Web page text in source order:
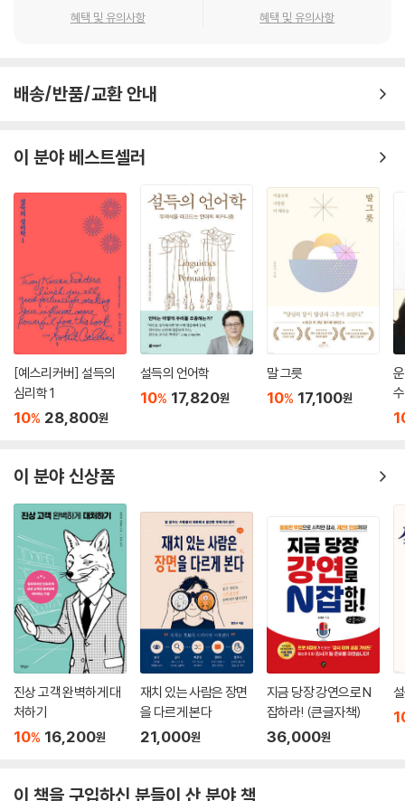
이 예시를 보면 알 수 있듯이 소크라테스의 방법론으로 얻을 수 있는 깨달
부정하는 것이 아니라, 질문을 반복함으로써 스스로 깨닫게 만드는 것입니
--- p.186
술’이다. 따라서 연습하면 누구나 잘할 수 있다. 세 번째, 정신과 의사도 환
이 책에는 대화하기 전에 자신이 어떤 성격인지, 어떤 특징을 지니고 있는
지 이해하고, 대화하기 전에 준비해야 할 것, 또한 말하는 것만큼 중요한 듣
는 방법, 성별에 따른 대화법 등등 사람의 마음을 사로잡는 대화의 기술 32
말을 잘한다는 것은 상대방에게 원하는 것을 얻을 수 있는 능력이 크다는
것을 뜻한다. 특히 정신과 의사의 진실되고 울림이 있는 대화의 기술을 익
힌다면 직장과 가정에서 원하는 것을 얻게 될 것이고, 결국 자기가 뜻하는
데로 인생을 살게 될 것이다.
혜택 및 유의사항 혜택 및 유의사항
배송/반품/교환 안내
이 분야 베스트셀러
[예스리커버] 설득의
심리학 1
10% 28,800원
설득의 언어학
10% 17,820원
말 그릇
10% 17,100원
이 분야 신상품
진상 고객 완벽하게 대
처하기
10% 16,200원
재치 있는 사람은 장면
을 다르게 본다
21,000원
지금 당장 강연으로 N
잡하라! (큰글자책)
36,000원
이 책을 구입하신 분들이 산 분야 책